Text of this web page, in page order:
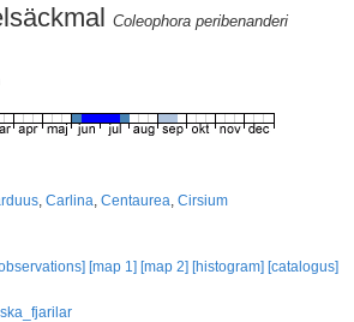
Coleophora peribenanderi
, Carlina, Centaurea, Cirsium
[map 1] [map 2] [histogram] [catalogus]